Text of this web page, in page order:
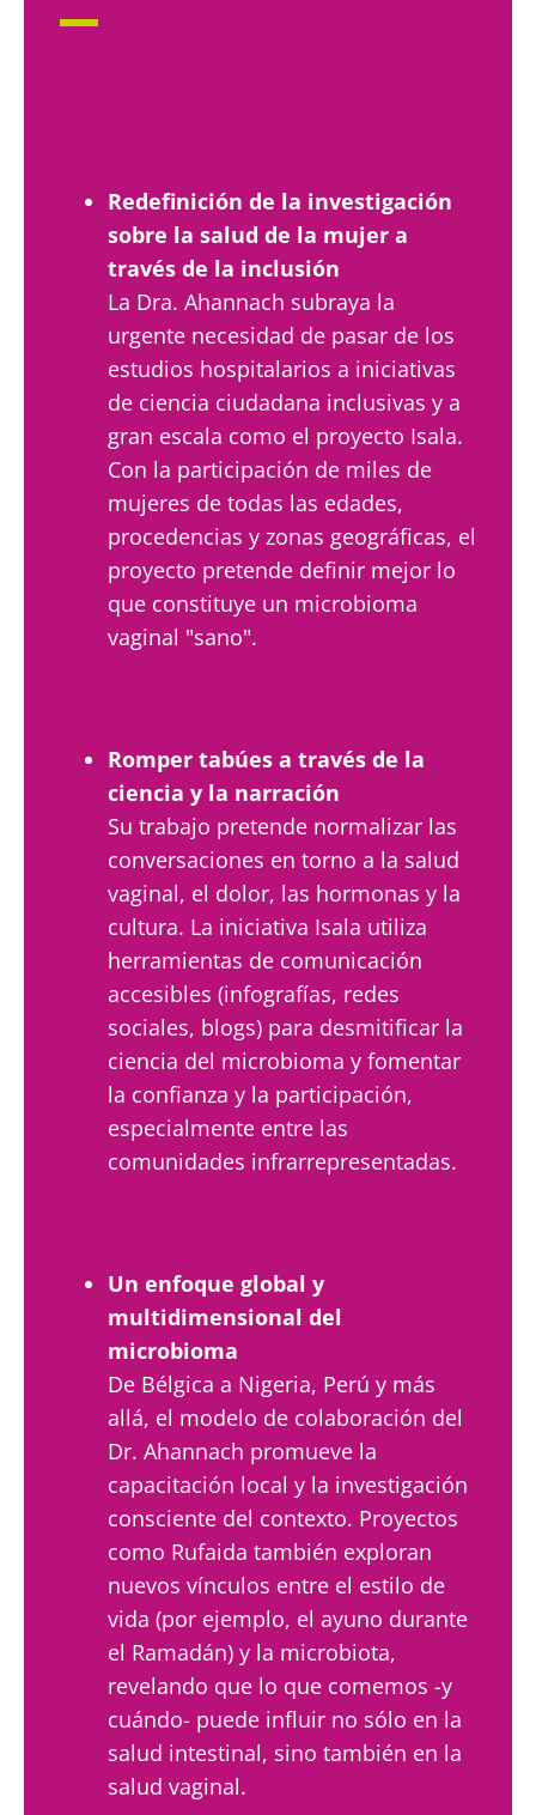
Redefinición de la investigación
sobre la salud de la mujer a
través de la inclusión
La Dra. Ahannach subraya la
urgente necesidad de pasar de los
estudios hospitalarios a iniciativas
de ciencia ciudadana inclusivas y a
gran escala como el proyecto Isala.
Con la participación de miles de
mujeres de todas las edades,
procedencias y zonas geográficas, el
proyecto pretende definir mejor lo
que constituye un microbioma
vaginal "sano".
Romper tabúes a través de la
ciencia y la narración
Su trabajo pretende normalizar las
conversaciones en torno a la salud
vaginal, el dolor, las hormonas y la
cultura. La iniciativa Isala utiliza
herramientas de comunicación
accesibles (infografías, redes
sociales, blogs) para desmitificar la
ciencia del microbioma y fomentar
la confianza y la participación,
especialmente entre las
comunidades infrarrepresentadas.
Un enfoque global y
multidimensional del
microbioma
De Bélgica a Nigeria, Perú y más
allá, el modelo de colaboración del
Dr. Ahannach promueve la
capacitación local y la investigación
consciente del contexto. Proyectos
como Rufaida también exploran
nuevos vínculos entre el estilo de
vida (por ejemplo, el ayuno durante
el Ramadán) y la microbiota,
revelando que lo que comemos -y
cuándo- puede influir no sólo en la
salud intestinal, sino también en la
salud vaginal.